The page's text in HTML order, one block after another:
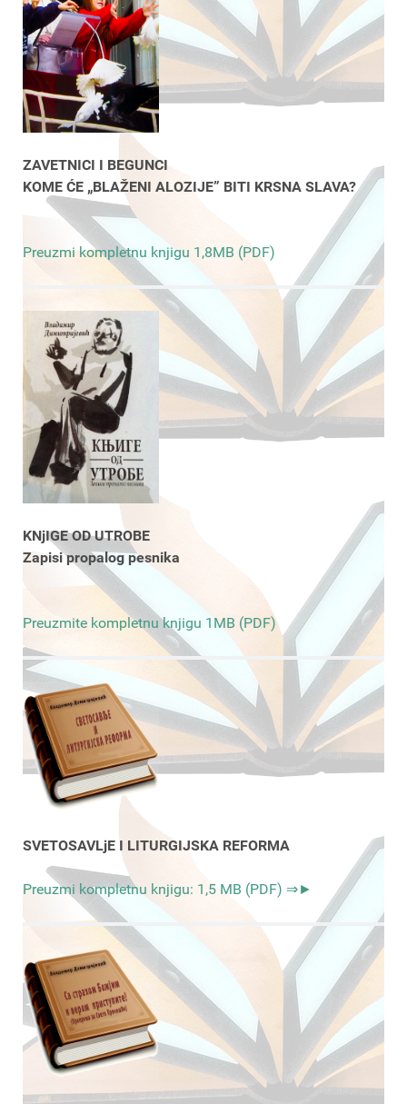
ZAVETNICI I BEGUNCI
KOME ĆE „BLAŽENI ALOZIJE” BITI KRSNA SLAVA?
Preuzmi kompletnu knjigu 1,8MB (PDF)
KNjIGE OD UTROBE
Zapisi propalog pesnika
Preuzmite kompletnu knjigu 1MB (PDF)
SVETOSAVLjE I LITURGIJSKA REFORMA
Preuzmi kompletnu knjigu: 1,5 MB (PDF) ⇒►